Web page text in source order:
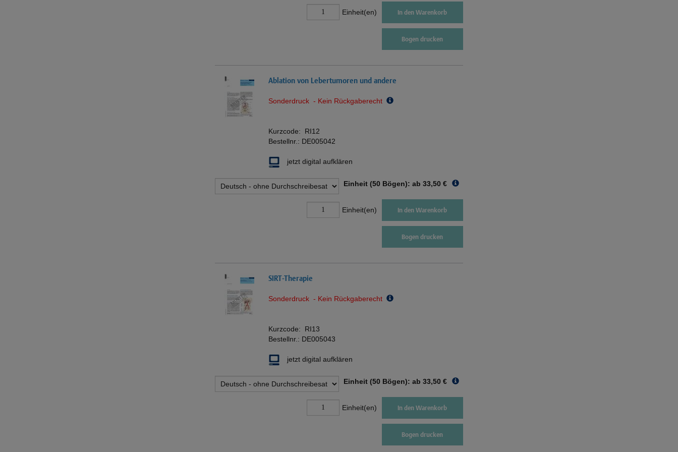
Einheit(en) In den Warenkorb
Bogen drucken
Ablation von Lebertumoren und andere
Sonderdruck - Kein Rückgaberecht
Kurzcode: RI12
Bestellnr.: DE005042
jetzt digital aufklären
Einheit (50 Bögen): ab 33,50 €
Einheit(en) In den Warenkorb
Bogen drucken
SIRT-Therapie
Sonderdruck - Kein Rückgaberecht
Kurzcode: RI13
Bestellnr.: DE005043
jetzt digital aufklären
Einheit (50 Bögen): ab 33,50 €
Einheit(en) In den Warenkorb
Bogen drucken